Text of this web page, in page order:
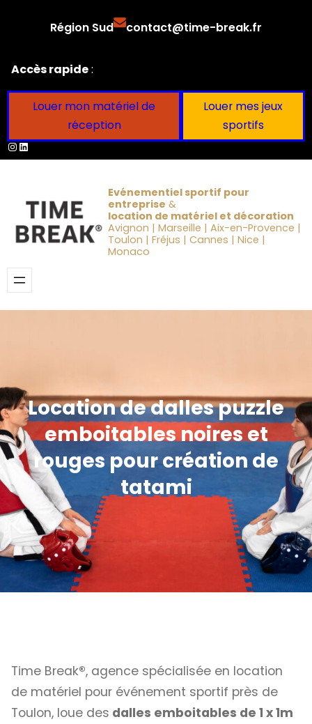
Région Sud contact@time-break.fr
Accès rapide:
Louer mon matériel de
réception
Louer mes jeux
sportifs
Instagram
LinkedIn
Evénementiel sportif pour
entreprise &
location de matériel et décoration
Avignon | Marseille | Aix-en-Provence |
Toulon | Fréjus | Cannes | Nice |
Monaco
Location de dalles puzzle
emboitables noires et
rouges pour création de
tatami
Time Break®, agence spécialisée en location
de matériel pour événement sportif près de
Toulon, loue des dalles emboitables de 1 x 1m